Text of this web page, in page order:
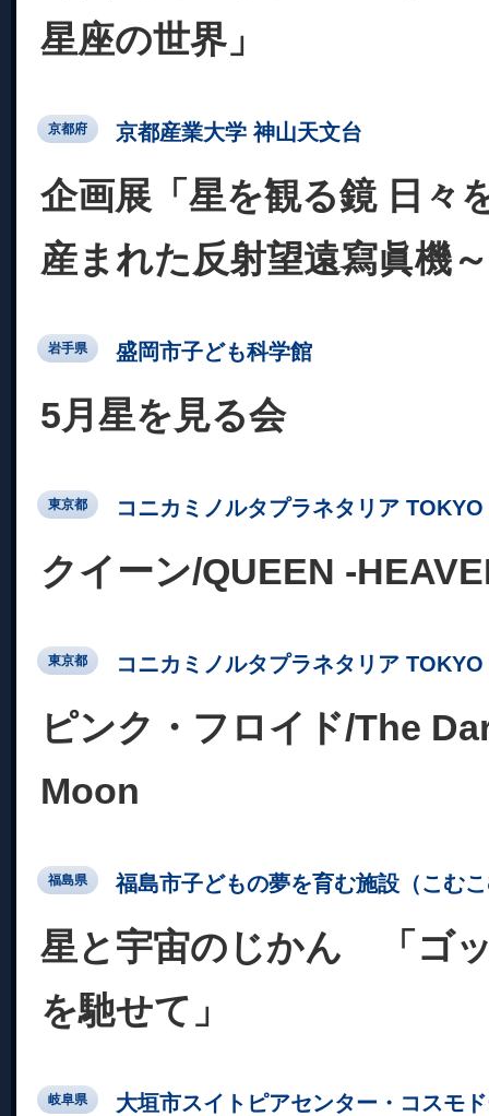
星座の世界」
京都府 京都産業大学 神山天文台
企画展「星を観る鏡 日々
産まれた反射望遠寫眞機
岩手県 盛岡市子ども科学館
5月星を見る会
東京都 コニカミノルタプラネタリア TOKYO
クイーン/QUEEN -
東京都 コニカミノルタプラネタリア TOKYO
ピンク・フロイド/The
Moon
福島県 福島市子どもの夢を育む施設（こむ
星と宇宙のじかん 「ゴ
を馳せて」
岐阜県 大垣市スイトピアセンター・コスモ